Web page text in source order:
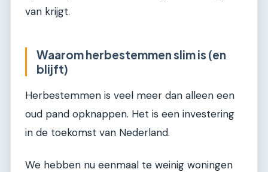
van krijgt.
Waarom herbestemmen slim is (en
blijft)
Herbestemmen is veel meer dan alleen een
oud pand opknappen. Het is een investering
in de toekomst van Nederland.
We hebben nu eenmaal te weinig woningen